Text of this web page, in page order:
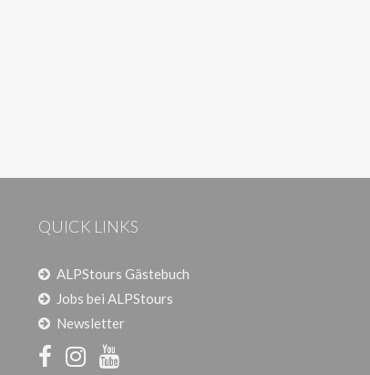
QUICK LINKS
ALPStours Gästebuch
Jobs bei ALPStours
Newsletter